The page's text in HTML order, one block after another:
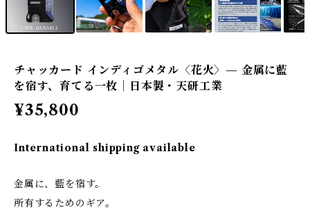
チャッカード インディゴメタル〈花火〉— 金属に藍
を宿す、育てる一枚｜日本製・天研工業
¥35,800
International shipping available
金属に、藍を宿す。
所有するためのギア。